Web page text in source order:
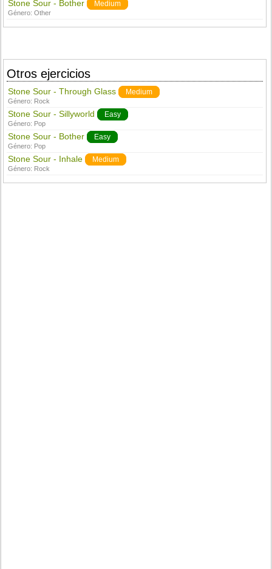
Stone Sour - Bother Medium
Género:Other
Otros ejercicios
Stone Sour - Through Glass Medium
Género: Rock
Stone Sour - Sillyworld Easy
Género: Pop
Stone Sour - Bother Easy
Género: Pop
Stone Sour - Inhale Medium
Género: Rock